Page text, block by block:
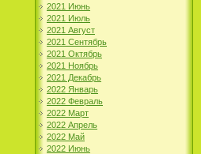
2021 Июнь
2021 Июль
2021 Август
2021 Сентябрь
2021 Октябрь
2021 Ноябрь
2021 Декабрь
2022 Январь
2022 Февраль
2022 Март
2022 Апрель
2022 Май
2022 Июнь